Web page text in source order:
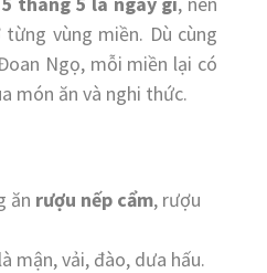
vùng miền. Dù cùng
Ngọ, mỗi miền lại có
món ăn và nghi thức.
ăn rượu nếp cẩm, rượu
mận, vải, đào, dưa hấu.